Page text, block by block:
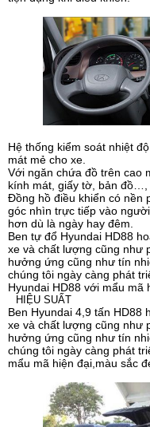
Hệ thống kiểm soát nhiệt
mát mẻ cho xe.
Với ngăn chứa đồ trên cao
kính mát, giấy tờ, bản đồ…,
Đồng hồ điều khiển có nền
góc nhìn trực tiếp vào
hơn dù là ngày hay đêm.
Ben tự đổ Hyundai HD88
xe và chất lượng cũng như
hưởng ứng cũng như tín
chúng tôi ngày càng phát
Hyundai HD88 với mẩu mã
HIỆU SUẤT
Ben Hyundai 4,9 tấn HD88
xe và chất lượng cũng như
hưởng ứng cũng như tín
chúng tôi ngày càng phát
mẩu mã hiện đại,màu sắc